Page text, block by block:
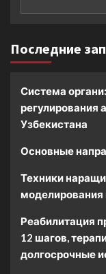
Последние
Система
регулирования
Узбекистана
Основные
Техники
моделирования
Реабилитация
12 шагов,
долгосрочные